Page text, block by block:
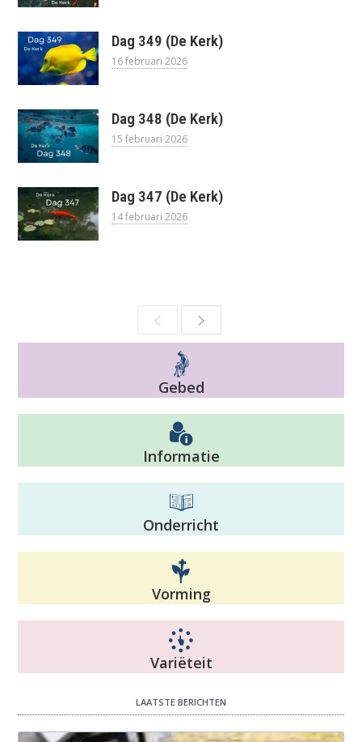
Dag 349 (De Kerk)
16 februari 2026
Dag 348 (De Kerk)
15 februari 2026
Dag 347 (De Kerk)
14 februari 2026
Gebed
Informatie
Onderricht
Vorming
Variëteit
LAATSTE BERICHTEN